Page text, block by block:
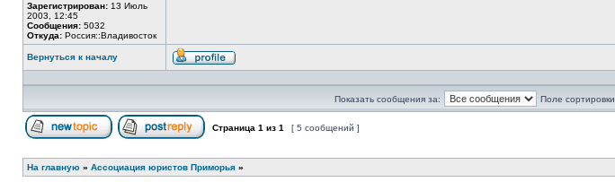
Зарегистрирован: 13 Июль
2003, 12:45
Сообщения: 5032
Откуда: Россия::Владивосток
Вернуться к началу
Профиль
Показать сообщения за:
Поле сортировки
Страница 1 из 1 [ 5 сообщений ]
На главную » Ассоциация юристов Приморья »